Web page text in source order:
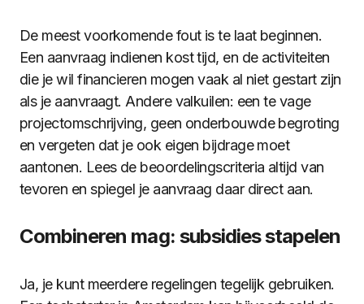
De meest voorkomende fout is te laat beginnen.
Een aanvraag indienen kost tijd, en de activiteiten
die je wil financieren mogen vaak al niet gestart zijn
als je aanvraagt. Andere valkuilen: een te vage
projectomschrijving, geen onderbouwde begroting
en vergeten dat je ook eigen bijdrage moet
aantonen. Lees de beoordelingscriteria altijd van
tevoren en spiegel je aanvraag daar direct aan.
Combineren mag: subsidies stapelen
Ja, je kunt meerdere regelingen tegelijk gebruiken.